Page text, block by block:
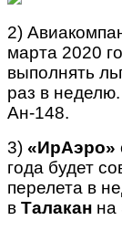
2)
марта 2020
выполнять
раз в
Ан-148.
3) «ИрАэро»
года будет
перелета в
в Талакан на